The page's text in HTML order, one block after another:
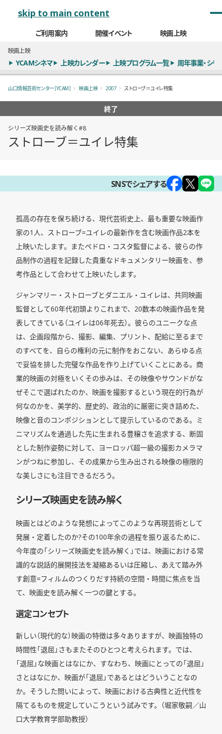
skip to main content
ご利用案内 開催イベント 映画上映
映画上映
YCAMシネマ 上映カレンダー 上映プログラム一覧 周年事業・シリ
山口情報芸術センター［YCAM］ 映画上映 2007 ストローブ＝ユイレ特集
終了
シリーズ映画史を読み解く#8
ストローブ＝ユイレ特集
SNSでシェアする
孤高の存在を保ち続ける、現代芸術史上、最も重要な映画作
家の1人、ストローブ=ユイレの最新作を含む映画作品2本を
上映いたします。またペドロ・コスタ監督による、彼らの作
品制作の過程を記録した貴重なドキュメンタリー映画を、参
考作品として合わせて上映いたします。
ジャンマリー・ストローブとダニエル・ユイレは、共同映画
監督として60年代初頭よりこれまで、20数本の映画作品を発
表してきている（ユイレは06年死去）。彼らのユニークな点
は、企画段階から、撮影、編集、プリント、配給に至るまで
のすべてを、自らの権利の元に制作をおこない、あらゆる点
で妥協を排した完璧な作品を作り上げていくことにある。商
業的映画の対極をいくその歩みは、その映像やサウンドがな
ぜそこで選ばれたのか、映画を撮影するという現在的行為が
何なのかを、美学的、歴史的、政治的に厳密に突き詰めた、
映像と音のコンポジションとして提示しているのである。ミ
ニマリズムを通過した先に生まれる豊穣さを追求する、断固
とした制作姿勢に対して、ヨーロッパ超一級の撮影カメラマ
ンがつねに参加し、その成果から生み出される映像の極限的
な美しさにも注目できるだろう。
シリーズ映画史を読み解く
映画とはどのような発想によってこのような再現芸術として
発展・定着したのか?その100年余の過程を振り返るために、
今年度の「シリーズ映画史を読み解く」では、映画における常
識的な説話的展開技法を凝縮あるいは圧縮し、あえて踏み外
す創意=フィルムのつくりだす持続の空間・時間に焦点を当
て、映画史を読み解く一つの鍵とする。
選定コンセプト
新しい（現代的な）映画の特徴は多々ありますが、映画独特の
時間性「退屈」さもまたそのひとつと考えられます。では、
「退屈」な映画とはなにか、すなわち、映画にとっての「退屈」
さとはなにか、映画が「退屈」であるとはどういうことなの
か。そうした問いによって、映画における古典性と近代性を
隔てるものを規定していこうという試みです。（堀家敬嗣／山
口大学教育学部助教授）